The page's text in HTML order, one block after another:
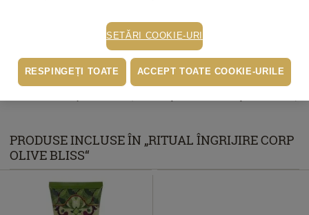
Ridicare gratuită din magazine
Livrare prin curier: 15 lei (GRATIS pentru comenzi peste 230 lei)
PRODUSE INCLUSE ÎN „RITUAL ÎNGRIJIRE CORP
OLIVE BLISS“
SETĂRI COOKIE-URI
RESPINGEȚI TOATE ACCEPT TOATE COOKIE-URILE